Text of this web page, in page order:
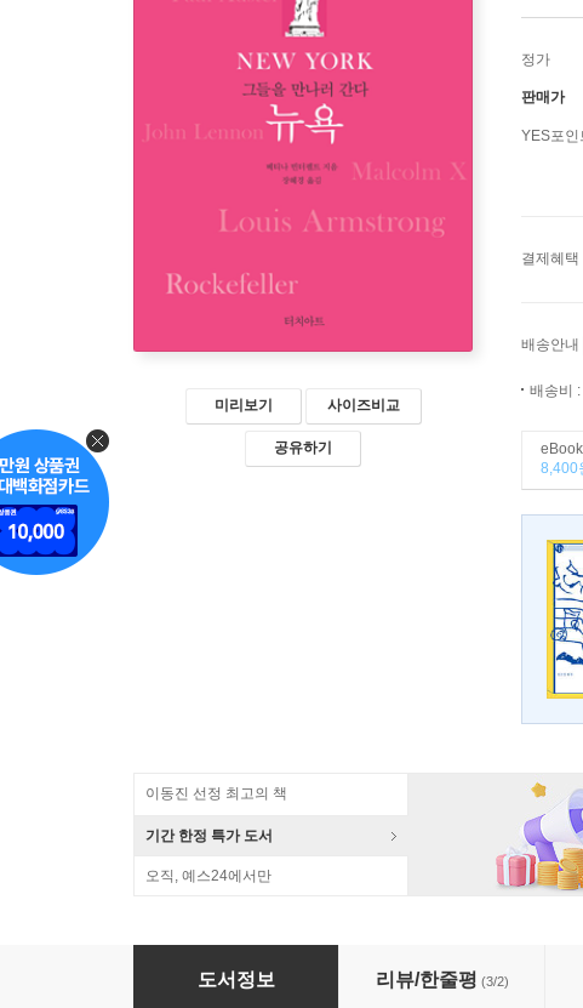
미리보기 사이즈비교
공유하기
정가
판매가
YES포인
결제혜택
배송안내
배송비
eBook
8,400
이동진 선정 최고의 책
기간 한정 특가 도서
오직, 예스24에서만
그들을 만나러 간다 뉴욕
도서정보 리뷰/한줄평 (3/2)